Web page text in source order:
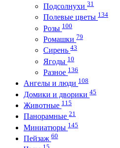
Подсолнухи 31
Полевые цветы 134
Розы 100
Ромашки 79
Сирень 43
Ягоды 10
Разное 136
Ангелы и люди 108
Домики и дворики 45
Животные 115
Панорамные 21
Миниатюры 145
Пейзаж 60